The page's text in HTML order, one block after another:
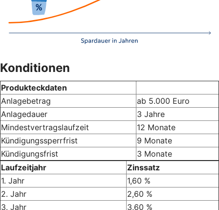
Konditionen
Produkteckdaten
Anlagebetrag
ab 5.000 Euro
Anlagedauer
3 Jahre
Mindestvertragslaufzeit
12 Monate
Kündigungssperrfrist
9 Monate
Kündigungsfrist
3 Monate
Laufzeitjahr
Zinssatz
1. Jahr
1,60 %
2. Jahr
2,60 %
3. Jahr
3,60 %